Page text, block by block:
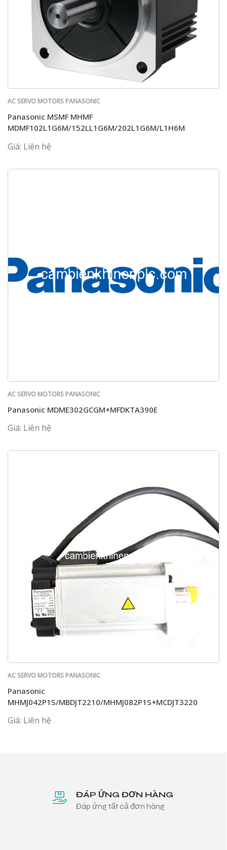
AC SERVO MOTORS PANASONIC
Panasonic MSMF MHMF
MDMF102L1G6M/152LL1G6M/202L1G6M/L1H6M
Giá: Liên hệ
AC SERVO MOTORS PANASONIC
Panasonic MDME302GCGM+MFDKTA390E
Giá: Liên hệ
AC SERVO MOTORS PANASONIC
Panasonic
MHMJ042P1S/MBDJT2210/MHMJ082P1S+MCDJT3220
Giá: Liên hệ
ĐÁP ỨNG ĐƠN HÀNG
Đáp ứng tất cả đơn hàng